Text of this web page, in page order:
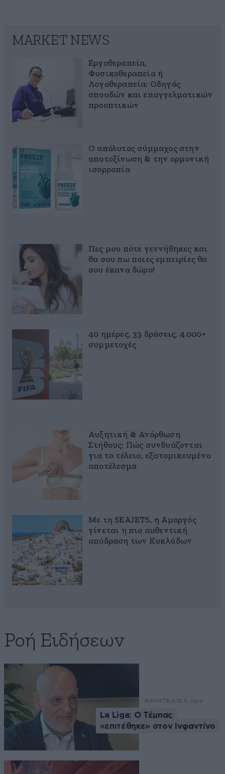
MARKET NEWS
Εργοθεραπεία,
Φυσικοθεραπεία ή
Λογοθεραπεία; Οδηγός
σπουδών και επαγγελματικών
προοπτικών
Ο απόλυτος σύμμαχος στην
αποτοξίνωση & την ορμονική
ισορροπία
Πες μου πότε γεννήθηκες και
θα σου πω ποιες εμπειρίες θα
σου έκανα δώρο!
40 ημέρες, 33 δράσεις, 4.000+
συμμετοχές
Αυξητική & Ανόρθωση
Στήθους: Πώς συνδυάζονται
για το τέλειο, εξατομικευμένο
αποτέλεσμα
Με τη SEAJETS, η Αμοργός
γίνεται η πιο αυθεντική
απόδραση των Κυκλάδων
Ροή Ειδήσεων
ΑΘΛΗΤΙΚΑ 10 λ. πριν
La Liga: Ο Τέμπας
«επιτέθηκε» στον Ινφαντίνο